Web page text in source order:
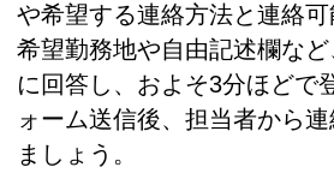
や希望する連絡方法と連絡
希望勤務地や自由記述欄な
に回答し、およそ3分ほどで
ォーム送信後、担当者から
ましょう。